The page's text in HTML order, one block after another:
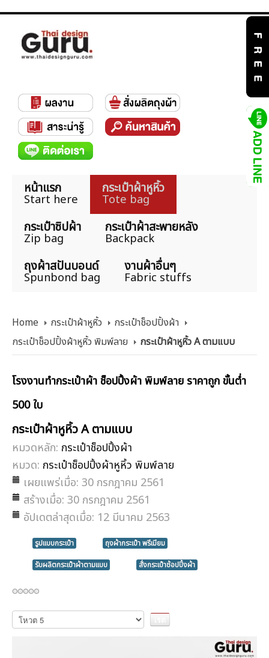
หน้าแรก
Start here
กระเป๋าผ้าหูหิ้ว
Tote bag
กระเป๋าซิปผ้า
Zip bag
กระเป๋าผ้าสะพายหลัง
Backpack
ถุงผ้าสปันบอนด์
Spunbond bag
งานผ้าอื่นๆ
Fabric stuffs
Home กระเป๋าผ้าหูหิ้ว
กระเป๋าช็อปปิ้งผ้า
กระเป๋าช็อปปิ้งผ้าหูหิ้ว พิมพ์ลาย
กระเป๋าผ้าหูหิ้ว A ตามแบบ
โรงงานทำกระเป๋าผ้า ช็อปปิ้งผ้า พิมพ์ลาย ราคาถูก ขั้นต่ำ
500 ใบ
กระเป๋าผ้าหูหิ้ว A ตามแบบ
หมวดหลัก: กระเป๋าช็อปปิ้งผ้า
หมวด: กระเป๋าช็อปปิ้งผ้าหูหิ้ว พิมพ์ลาย
เผยแพร่เมื่อ: 30 กรกฎาคม 2561
สร้างเมื่อ: 30 กรกฎาคม 2561
อัปเดตล่าสุดเมื่อ: 12 มีนาคม 2563
รูปแบบกระเป๋า
ถุงผ้ากระเป๋า พรีเมียม
รับผลิตกระเป๋าผ้าตามแบบ
สั่งกระเป๋าช้อปปิ้งผ้า
กรุณา
ให้